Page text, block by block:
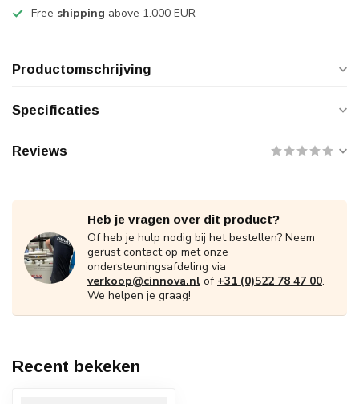
Free shipping above 1.000 EUR
Productomschrijving
Specificaties
Reviews
Heb je vragen over dit product?
Of heb je hulp nodig bij het bestellen? Neem
gerust contact op met onze
ondersteuningsafdeling via
verkoop@cinnova.nl of +31 (0)522 78 47 00.
We helpen je graag!
Recent bekeken